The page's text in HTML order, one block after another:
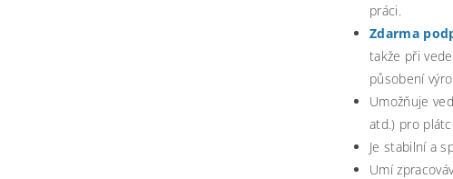
práci.
Zdarma
takže při
působení
Umožňuje
atd.) pro
Je stabilní a
Umí